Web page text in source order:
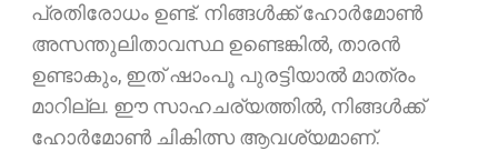
പ്രതിരോധം ഉണ്ട്. നിങ്ങൾക്ക് ഹോർമോൺ
അസന്തുലിതാവസ്ഥ ഉണ്ടെങ്കിൽ, താരൻ
ഉണ്ടാകും, ഇത് ഷാംപൂ പുരട്ടിയാൽ മാത്രം
മാറില്ല. ഈ സാഹചര്യത്തിൽ, നിങ്ങൾക്ക്
ഹോർമോൺ ചികിത്സ ആവശ്യമാണ്.